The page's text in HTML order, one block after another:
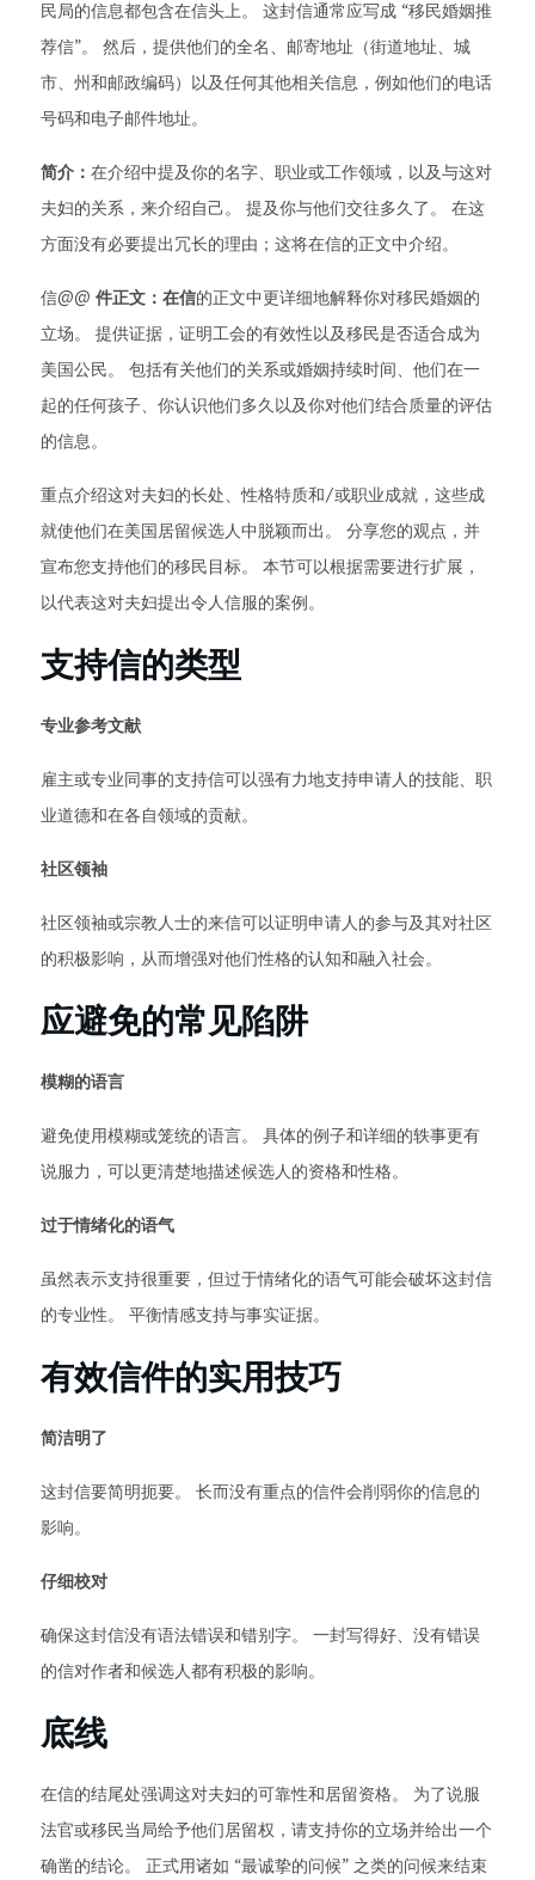
民局的信息都包含在信头上。 这封信通常应写成 “移民婚姻推
荐信”。 然后，提供他们的全名、邮寄地址（街道地址、城
市、州和邮政编码）以及任何其他相关信息，例如他们的电话
号码和电子邮件地址。
简介： 在介绍中提及你的名字、职业或工作领域，以及与这对
夫妇的关系，来介绍自己。 提及你与他们交往多久了。 在这
方面没有必要提出冗长的理由；这将在信的正文中介绍。
信@@ 件正文：在信的正文中更详细地解释你对移民婚姻的
立场。 提供证据，证明工会的有效性以及移民是否适合成为
美国公民。 包括有关他们的关系或婚姻持续时间、他们在一
起的任何孩子、你认识他们多久以及你对他们结合质量的评估
的信息。
重点介绍这对夫妇的长处、性格特质和/或职业成就，这些成
就使他们在美国居留候选人中脱颖而出。 分享您的观点，并
宣布您支持他们的移民目标。 本节可以根据需要进行扩展，
以代表这对夫妇提出令人信服的案例。
支持信的类型
专业参考文献
雇主或专业同事的支持信可以强有力地支持申请人的技能、职
业道德和在各自领域的贡献。
社区领袖
社区领袖或宗教人士的来信可以证明申请人的参与及其对社区
的积极影响，从而增强对他们性格的认知和融入社会。
应避免的常见陷阱
模糊的语言
避免使用模糊或笼统的语言。 具体的例子和详细的轶事更有
说服力，可以更清楚地描述候选人的资格和性格。
过于情绪化的语气
虽然表示支持很重要，但过于情绪化的语气可能会破坏这封信
的专业性。 平衡情感支持与事实证据。
有效信件的实用技巧
简洁明了
这封信要简明扼要。 长而没有重点的信件会削弱你的信息的
影响。
仔细校对
确保这封信没有语法错误和错别字。 一封写得好、没有错误
的信对作者和候选人都有积极的影响。
底线
在信的结尾处强调这对夫妇的可靠性和居留资格。 为了说服
法官或移民当局给予他们居留权，请支持你的立场并给出一个
确凿的结论。 正式用诸如 “最诚挚的问候” 之类的问候来结束